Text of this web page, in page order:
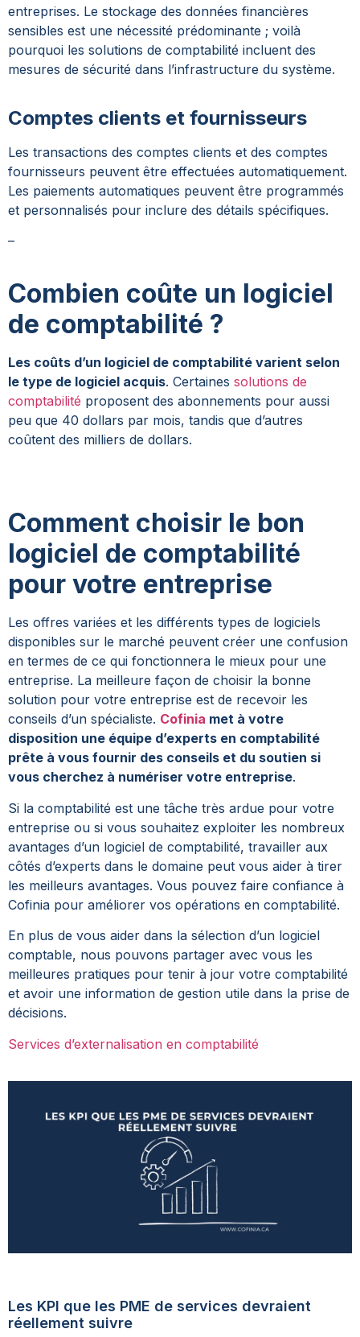
entreprises. Le stockage des données financières
sensibles est une nécessité prédominante ; voilà
pourquoi les solutions de comptabilité incluent des
mesures de sécurité dans l’infrastructure du système.
Comptes clients et fournisseurs
Les transactions des comptes clients et des comptes
fournisseurs peuvent être effectuées automatiquement.
Les paiements automatiques peuvent être programmés
et personnalisés pour inclure des détails spécifiques.
–
Combien coûte un logiciel
de comptabilité ?
Les coûts d’un logiciel de comptabilité varient selon
le type de logiciel acquis. Certaines solutions de
comptabilité proposent des abonnements pour aussi
peu que 40 dollars par mois, tandis que d’autres
coûtent des milliers de dollars.
Comment choisir le bon
logiciel de comptabilité
pour votre entreprise
Les offres variées et les différents types de logiciels
disponibles sur le marché peuvent créer une confusion
en termes de ce qui fonctionnera le mieux pour une
entreprise. La meilleure façon de choisir la bonne
solution pour votre entreprise est de recevoir les
conseils d’un spécialiste. Cofinia met à votre
disposition une équipe d’experts en comptabilité
prête à vous fournir des conseils et du soutien si
vous cherchez à numériser votre entreprise.
Si la comptabilité est une tâche très ardue pour votre
entreprise ou si vous souhaitez exploiter les nombreux
avantages d’un logiciel de comptabilité, travailler aux
côtés d’experts dans le domaine peut vous aider à tirer
les meilleurs avantages. Vous pouvez faire confiance à
Cofinia pour améliorer vos opérations en comptabilité.
En plus de vous aider dans la sélection d’un logiciel
comptable, nous pouvons partager avec vous les
meilleures pratiques pour tenir à jour votre comptabilité
et avoir une information de gestion utile dans la prise de
décisions.
Services d’externalisation en comptabilité
Les KPI que les PME de services devraient
réellement suivre